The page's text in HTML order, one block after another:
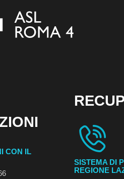
CON IL
SISTEMA DI
REGIONE